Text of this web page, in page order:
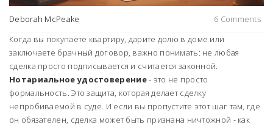
Deborah McPeake
6 Comments
Когда вы покупаете квартиру, дарите долю в доме или
заключаете брачный договор, важно понимать: не любая
сделка просто подписывается и считается законной.
Нотариальное удостоверение- это не просто
формальность. Это защита, которая делает сделку
непробиваемой в суде. И если вы пропустите этот шаг там, где
он обязателен, сделка может быть признана ничтожной - как